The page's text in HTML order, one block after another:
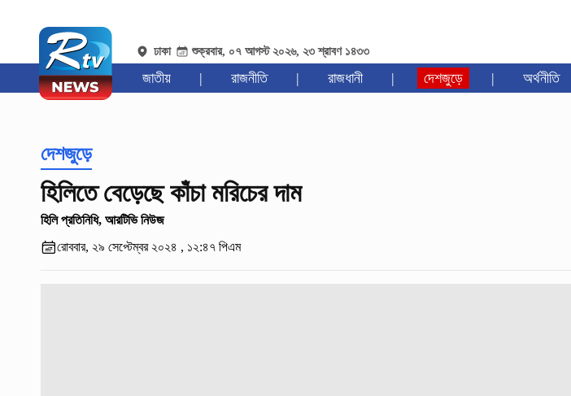
ঢাকা শুক্রবার, ০৭ আগস্ট ২০২৬, ২৩ শ্রাবণ ১৪৩৩
জাতীয় | রাজনীতি | রাজধানী | দেশজুড়ে | অর্থনীতি
দেশজুড়ে
হিলিতে বেড়েছে কাঁচা মরিচের দাম
হিলি প্রতিনিধি, আরটিভি নিউজ
রোববার, ২৯ সেপ্টেম্বর ২০২৪ , ১২:৪৭ পিএম